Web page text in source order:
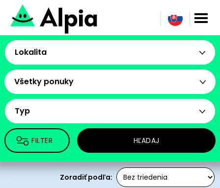
Lokalita
Všetky ponuky
Typ
FILTER HĽADAJ
Zoradiť podľa: